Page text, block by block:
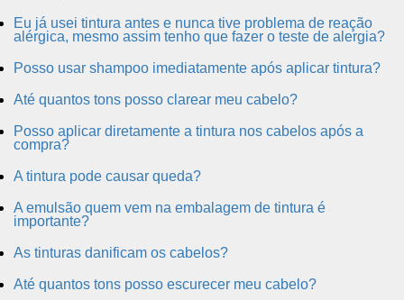
Eu já usei tintura antes e nunca tive problema de reação
alérgica, mesmo assim tenho que fazer o teste de alergia?
Posso usar shampoo imediatamente após aplicar tintura?
Até quantos tons posso clarear meu cabelo?
Posso aplicar diretamente a tintura nos cabelos após a
compra?
A tintura pode causar queda?
A emulsão quem vem na embalagem de tintura é
importante?
As tinturas danificam os cabelos?
Até quantos tons posso escurecer meu cabelo?